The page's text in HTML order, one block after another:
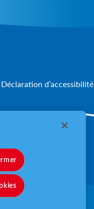
Déclaration d’accessibilité